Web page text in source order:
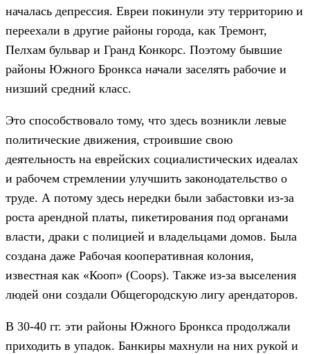
началась депрессия. Евреи покинули эту территорию и
переехали в другие районы города, как Тремонт,
Пелхам бульвар и Гранд Конкорс. Поэтому бывшие
районы Южного Бронкса начали заселять рабочие и
низший средний класс.
Это способствовало тому, что здесь возникли левые
политические движения, строившие свою
деятельность на еврейских социалистических идеалах
и рабочем стремлении улучшить законодательство о
труде. А потому здесь нередки были забастовки из-за
роста арендной платы, пикетирования под органами
власти, драки с полицией и владельцами домов. Была
создана даже Рабочая кооперативная колония,
известная как «Кооп» (Coops). Также из-за выселения
людей они создали Общегородскую лигу арендаторов.
В 30-40 гг. эти районы Южного Бронкса продолжали
приходить в упадок. Банкиры махнули на них рукой и